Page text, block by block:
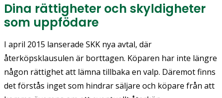
Dina rättigheter och skyldigheter
som uppfödare
I april 2015 lanserade SKK nya avtal, där
återköpsklausulen är borttagen. Köparen har inte längre
någon rättighet att lämna tillbaka en valp. Däremot finns
det förstås inget som hindrar säljare och köpare från att